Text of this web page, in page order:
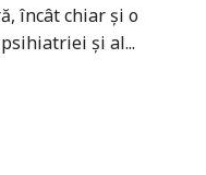
încât chiar și o
și al...